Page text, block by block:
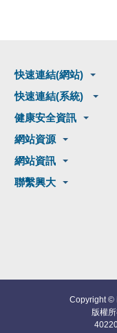
快速連結(網站)
快速連結(系統)
健康安全資訊
網站資源
網站資訊
聯繫興大
Copyright ©
版權